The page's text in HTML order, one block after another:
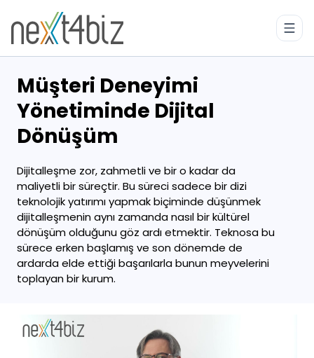
Müşteri Deneyimi
Yönetiminde Dijital
Dönüşüm
Dijitalleşme zor, zahmetli ve bir o kadar da
maliyetli bir süreçtir. Bu süreci sadece bir dizi
teknolojik yatırımı yapmak biçiminde düşünmek
dijitalleşmenin aynı zamanda nasıl bir kültürel
dönüşüm olduğunu göz ardı etmektir. Teknosa bu
sürece erken başlamış ve son dönemde de
ardarda elde ettiği başarılarla bunun meyvelerini
toplayan bir kurum.